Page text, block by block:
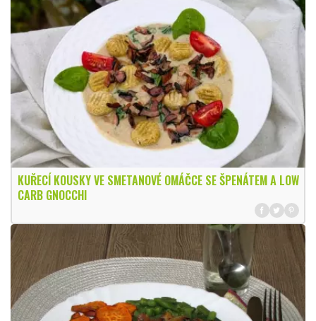
KUŘECÍ KOUSKY VE SMETANOVÉ OMÁČCE SE ŠPENÁTEM A LOW
CARB GNOCCHI